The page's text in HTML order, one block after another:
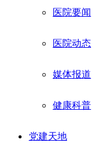
医院要闻
医院动态
媒体报道
健康科普
党建天地